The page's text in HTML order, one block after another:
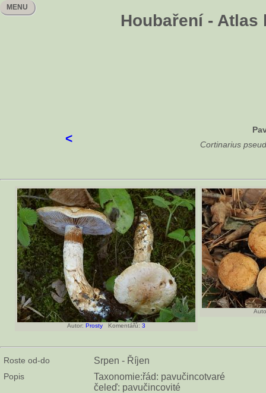
Houbaření -
MENU
<
Cortinarius
Autor: Prosty Komentářů: 3
Roste od-do Srpen - Říjen
Popis
Taxonomie:řád: pavučincotvaré
čeleď: pavučincovité